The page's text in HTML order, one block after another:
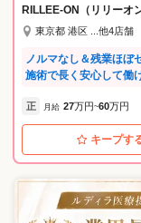
こだわった空間。働く
し”を届けます。 【POINT3：業界でも稀な“年単位”の研修】 東洋医学に
基づいた「スイナマッ
う、2～3年かけた長期
位でじっくり技術を身
ご紹介しています。
RILLEE-ON（リリーオン
東京都 港区 ...他4店舗
ノルマなし＆残業ほぼ
施術で長く安心して働
正 月給 27万円~60万円
キープす